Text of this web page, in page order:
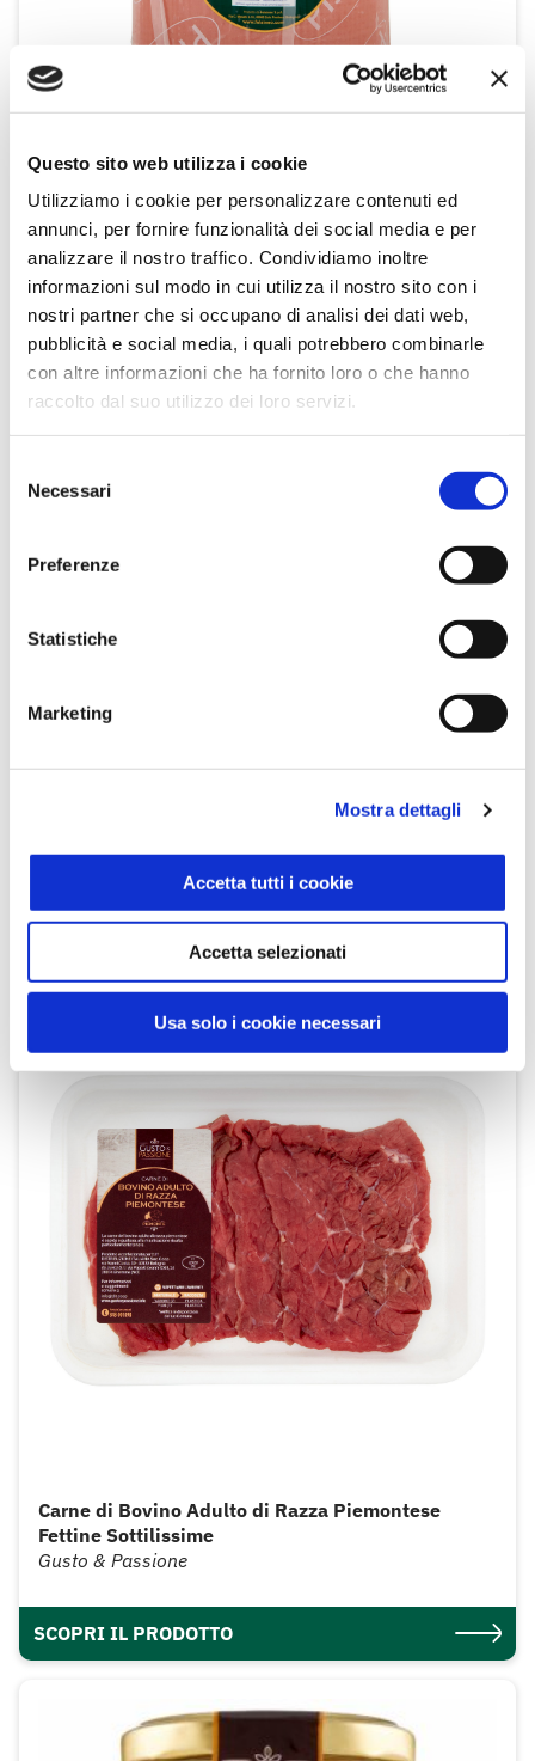
Questo sito web utilizza i cookie
Utilizziamo i cookie per personalizzare contenuti ed
annunci, per fornire funzionalità dei social media e per
analizzare il nostro traffico. Condividiamo inoltre
informazioni sul modo in cui utilizza il nostro sito con i
nostri partner che si occupano di analisi dei dati web,
pubblicità e social media, i quali potrebbero combinarle
con altre informazioni che ha fornito loro o che hanno
raccolto dal suo utilizzo dei loro servizi.
delNecessari
Preferenze
Statistiche
Marketing
Mostra dettagli
Accetta tutti i cookie
Accetta selezionati
Usa solo i cookie necessari
la Blu di con Pistacchio mortadella Bologna IGP
Felsineo
SCOPRI IL PRODOTTO
Gusto & Passione
Carne di Bovino Adulto di Razza Piemontese
Fettine Sottilissime
Gusto & Passione
SCOPRI IL PRODOTTO